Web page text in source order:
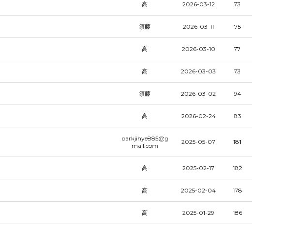
高 2026-03-12 73
須藤 2026-03-11 75
高 2026-03-10 77
高 2026-03-03 73
須藤 2026-03-02 94
高 2026-02-24 83
parkjihye885@g
mail.com
2025-05-07 181
高 2025-02-17 182
高 2025-02-04 178
高 2025-01-29 186